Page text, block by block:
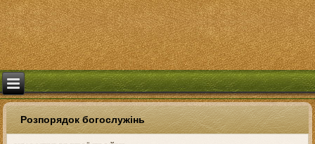
Розпорядок богослужінь